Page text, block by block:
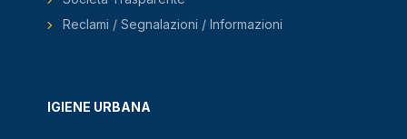
IGIENE URBANA
Reclami / Segnalazioni / Informazioni